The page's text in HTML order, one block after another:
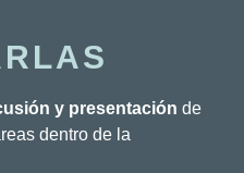
y presentación de
dentro de la